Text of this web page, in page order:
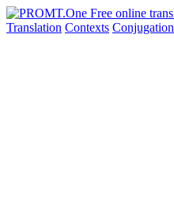
Translation Contexts Conjugation